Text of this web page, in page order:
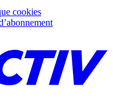
cookies